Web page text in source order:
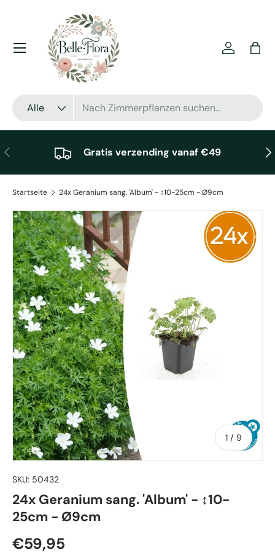
Direkt zum Inhalt
Suchen
Art
Alle
Einloggen
Menü
Vorherige Gratis verzending vanaf €49
Startseite 24x Geranium sang. 'Album' - ↕10-25cm - Ø9cm
Zu Produktinformationen springen
1 / von
9
SKU: 50432
24x Geranium sang. 'Album' - ↕10-
25cm - Ø9cm
Normaler Preis
€59,95